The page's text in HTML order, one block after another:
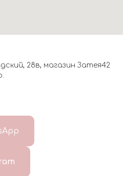
28в, магазин Затея42